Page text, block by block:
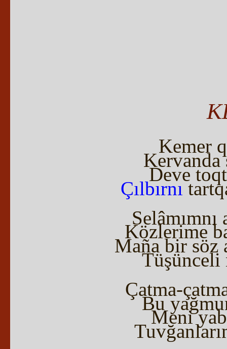
Kemer
Deve
Çılbırnı
Közlerime
Maña bir söz
Tüşünceli
Çatma-
Bu
Meni